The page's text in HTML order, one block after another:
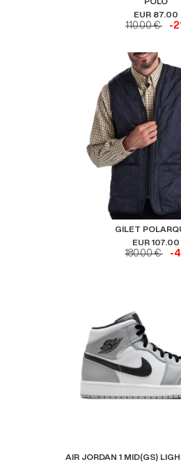
EUR 87.00
110.00 € -
GILET
EUR 107.00
180.00 € -
AIR JORDAN 1 MID(GS)